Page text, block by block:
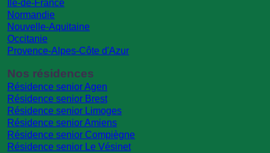
Île-de-France
Normandie
Nouvelle-Aquitaine
Occitanie
Provence-Alpes-Côte d'Azur
Nos résidences
Résidence senior Agen
Résidence senior Brest
Résidence senior Limoges
Résidence senior Amiens
Résidence senior Compiègne
Résidence senior Le Vésinet